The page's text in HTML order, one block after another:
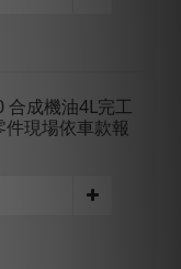
合成機油4L完工
現場依車款報